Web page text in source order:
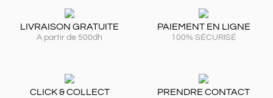
LIVRAISON GRATUITE
A partir de 500dh
PAIEMENT EN LIGNE
100% SÉCURISÉ
CLICK & COLLECT PRENDRE CONTACT